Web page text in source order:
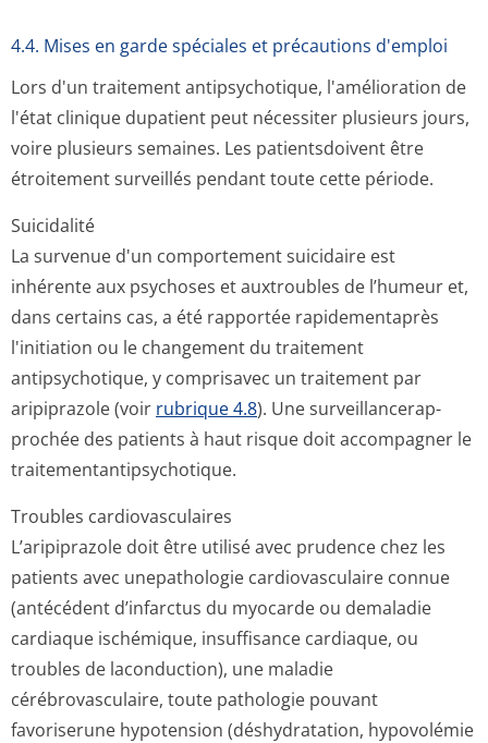
4.4. Mises en garde spéciales et précautions d'emploi
Lors d'un traitement antipsychotique, l'amélioration de
l'état clinique dupatient peut nécessiter plusieurs jours,
voire plusieurs semaines. Les patientsdoivent être
étroitement surveillés pendant toute cette période.
Suicidalité
La survenue d'un comportement suicidaire est
inhérente aux psychoses et auxtroubles de l’humeur et,
dans certains cas, a été rapportée rapidementaprès
l'initiation ou le changement du traitement
antipsychotique, y comprisavec un traitement par
aripiprazole (voir rubrique 4.8). Une surveillancerap­
prochée des patients à haut risque doit accompagner le
traitementantip­sychotique.
Troubles cardiovasculaires
L’aripiprazole doit être utilisé avec prudence chez les
patients avec unepathologie cardiovasculaire connue
(antécédent d’infarctus du myocarde ou demaladie
cardiaque ischémique, insuffisance cardiaque, ou
troubles de laconduction), une maladie
cérébrovasculaire, toute pathologie pouvant
favoriserune hypotension (déshydratation, hypovolémie